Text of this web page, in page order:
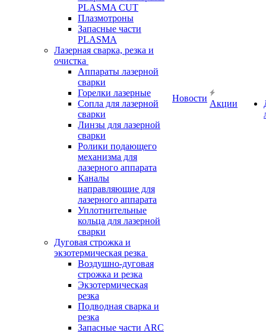
PLASMA CUT
Плазмотроны
Запасные части
PLASMA
Лазерная сварка, резка и
очистка
Аппараты лазерной
сварки
Горелки лазерные
Сопла для лазерной
сварки
Линзы для лазерной
сварки
Ролики подающего
механизма для
лазерного аппарата
Каналы
направляющие для
лазерного аппарата
Уплотнительные
кольца для лазерной
сварки
Дуговая строжка и
экзотермическая резка
Воздушно-дуговая
строжка и резка
Экзотермическая
резка
Подводная сварка и
резка
Запасные части ARC
Новости
Акции